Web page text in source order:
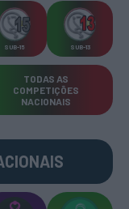
SUB-15 SUB-13
TODAS AS
COMPETIÇÕES
NACIONAIS